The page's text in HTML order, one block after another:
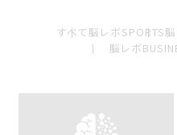
すべて脳レボSPORTS
脳レボ